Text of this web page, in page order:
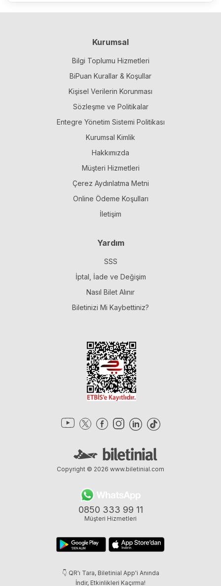
Kurumsal
Bilgi Toplumu Hizmetleri
BiPuan Kurallar & Koşullar
Kişisel Verilerin Korunması
Sözleşme ve Politikalar
Entegre Yönetim Sistemi Politikası
Kurumsal Kimlik
Hakkımızda
Müşteri Hizmetleri
Çerez Aydınlatma Metni
Online Ödeme Koşulları
İletişim
Yardım
SSS
İptal, İade ve Değişim
Nasıl Bilet Alınır
Biletinizi Mi Kaybettiniz?
0850 333 99 11
Müşteri Hizmetleri
👇 QR'ı Tara, Biletinial App'i Anında
İndir, Etkinlikleri Kaçırma!
Copyright © 2026 www.biletinial.com